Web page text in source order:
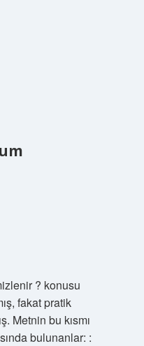
? konusu
fakat pratik
Metnin bu kısmı
bulunanlar: :